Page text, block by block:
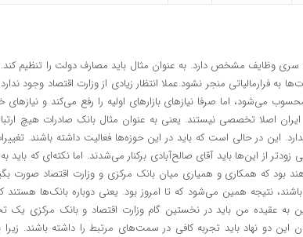
سری وظایف مشخص دارد. به عنوان مثال باید مصارف دولت را تنظیم کند.
به فرارمالیاتی منجر نشود.عملا انتظار زیادی از وزارت اقتصاد
می‌شود، اما صرفا نیاز‌های بازار‌های اولیه را رفع می‌کند و نیاز‌های
اصلا تخصصی نیستند. یعنی به عنوان مثال بانک صادرات هیچ
این در حالی است که باید در این حوزه‌ها فعالیت داشته باشند.
زودتر از این‌ها باید آقای صالح‌آبادی برکنار می‌شدند. اما نکته‌ای که
بود که همکاری و همیاری میان بانک مرکزی و وزارت اقتصاد صورت
نتیجه همین می‌شود که تا امروز بود. یعنی دوباره بانک‌ها هستند
به عقیده من باید در نخستین گام وزارت اقتصاد و بانک مرکزی یک
این دو نهاد باید تجربه کافی در سمت‌های مرتبط را داشته باشند.